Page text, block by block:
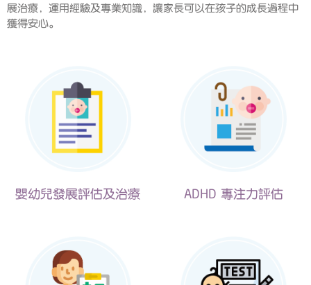
展治療，運用經驗及專業知識，讓家長可以在孩子的成長過程中
獲得安心。
嬰幼兒發展評估及治療 ADHD 專注力評估